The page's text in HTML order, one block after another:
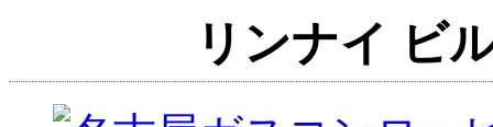
リンナイ ビ